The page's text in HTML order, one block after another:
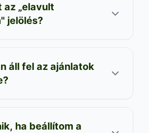
az „elavult
jelölés?
áll fel az ajánlatok
ha beállítom a